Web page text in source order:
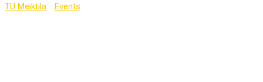
TU Meiktila Events